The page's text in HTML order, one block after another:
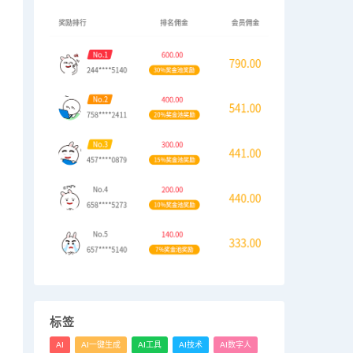
标签
AI AI一键生成 AI工具 AI技术 AI数字人